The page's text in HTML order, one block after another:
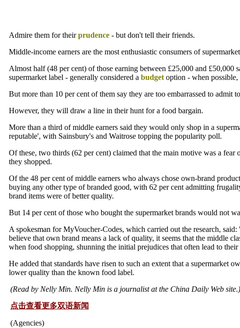
Admire them for theirprudence - but don't tell their friends.
Middle-income earners are the most enthusiastic consumers of supermarket
Almost half (48 per cent) of those earning between £25,000 and £50,000
supermarket label - generally considered a budget option - when possible,
But more than 10 per cent of them say they are too embarrassed to admit
However, they will draw a line in their hunt for a food bargain.
More than a third of middle earners said they would only shop in a
reputable', with Sainsbury's and Waitrose topping the popularity poll.
Of these, two thirds (62 per cent) claimed that the main motive was a
they shopped.
Of the 48 per cent of middle earners who always chose own-brand
buying any other type of branded good, with 62 per cent admitting
brand items were of better quality.
But 14 per cent of those who bought the supermarket brands would not
A spokesman for MyVoucher-Codes, which carried out the research,
believe that own brand means a lack of quality, it seems that the middle
when food shopping, shunning the initial prejudices that often lead to
He added that standards have risen to such an extent that a supermarket
lower quality than the known food label.
(Read by Nelly Min. Nelly Min is a journalist at the China Daily Web site.)
点击查看更多双语新闻
(Agencies)